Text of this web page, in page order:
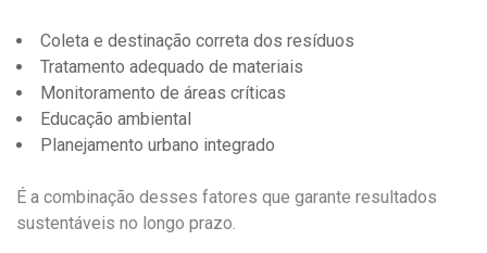
Coleta e destinação correta dos resíduos
Tratamento adequado de materiais
Monitoramento de áreas críticas
Educação ambiental
Planejamento urbano integrado
É a combinação desses fatores que garante resultados
sustentáveis no longo prazo.